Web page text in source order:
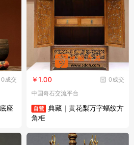
0成交
座
0成交
￥1.00
中国奇石交流平台
典藏｜黄花梨万字蝠纹方
角柜